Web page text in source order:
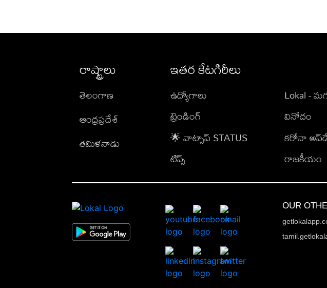
రాష్ట్రాలు
తెలంగాణ
ఆంధ్రప్రదేశ్
తమిళనాడు
ఇతర కేటగిరీలు
ఉద్యోగాలు
ట్రెండింగ్
🌟 వాట్సాప్ STATUS
టిప్స్
Lokal -
వినోదం
కరోనా
రాజకీయం
OUR